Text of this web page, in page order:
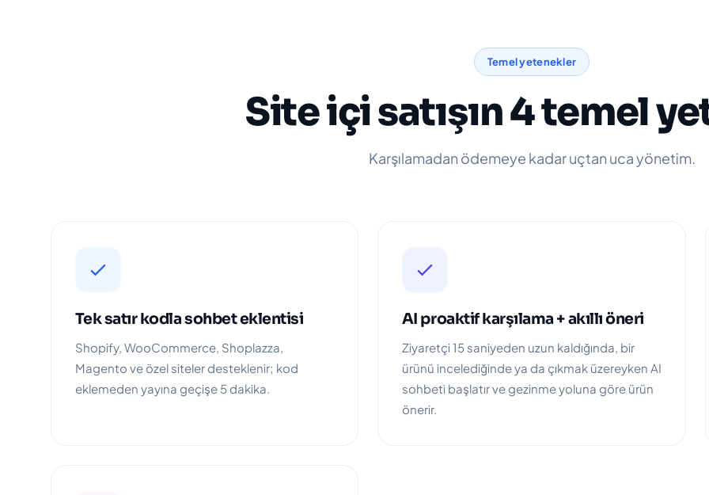
Temel yetenekler
Site içi satışın 4 temel
Karşılamadan ödemeye kadar uçtan uca yönetim.
Tek satır kodla sohbet eklentisi
Shopify, WooCommerce, Shoplazza,
Magento ve özel siteler desteklenir; kod
eklemeden yayına geçişe 5 dakika.
AI proaktif karşılama + akıllı öneri
Ziyaretçi 15 saniyeden uzun kaldığında, bir
ürünü incelediğinde ya da çıkmak üzereyken AI
sohbeti başlatır ve gezinme yoluna göre ürün
önerir.